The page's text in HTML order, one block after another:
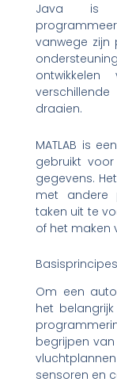
Java is
vanwege zijn
draaien.
MATLAB is
gebruikt
gegevens.
met andere
taken uit te
of het maken
Om een
het
begrijpen
sensoren en